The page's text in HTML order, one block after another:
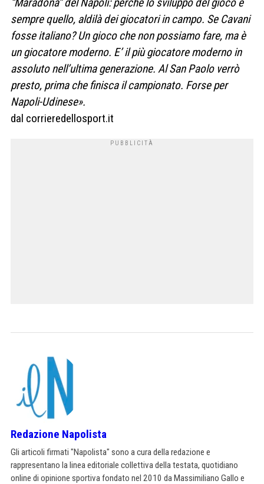
sempre quello, aldilà dei giocatori in campo. Se Cavani
fosse italiano? Un gioco che non possiamo fare, ma è
un giocatore moderno. E’ il più giocatore moderno in
assoluto nell’ultima generazione. Al San Paolo verrò
presto, prima che finisca il campionato. Forse per
Napoli-Udinese».
dal corrieredellosport.it
Redazione Napolista
Gli articoli firmati "Napolista" sono a cura della redazione e
rappresentano la linea editoriale collettiva della testata, quotidiano
online di opinione sportiva fondato nel 2010 da Massimiliano Gallo e